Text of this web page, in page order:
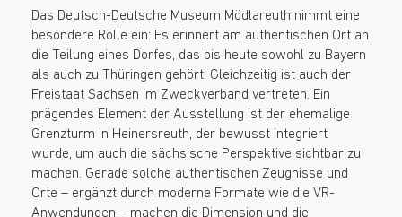
Das Deutsch-Deutsche Museum Mödlareuth nimmt eine
besondere Rolle ein: Es erinnert am authentischen Ort an
die Teilung eines Dorfes, das bis heute sowohl zu Bayern
als auch zu Thüringen gehört. Gleichzeitig ist auch der
Freistaat Sachsen im Zweckverband vertreten. Ein
prägendes Element der Ausstellung ist der ehemalige
Grenzturm in Heinersreuth, der bewusst integriert
wurde, um auch die sächsische Perspektive sichtbar zu
machen. Gerade solche authentischen Zeugnisse und
Orte – ergänzt durch moderne Formate wie die VR-
Anwendungen – machen die Dimension und die